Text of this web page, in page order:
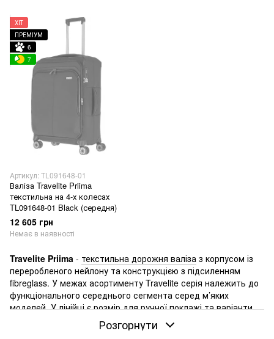
ХІТ
ПРЕМІУМ
6
7
Артикул: TL091648-01
Валіза Travelite Priima
текстильна на 4-х колесах
TL091648-01 Black (середня)
12 605 грн
Немає в наявності
Travelite Priima - текстильна дорожня валіза з корпусом із
переробленого нейлону та конструкцією з підсиленням
fibreglass. У межах асортименту Travelite серія належить до
функціонального середнього сегмента серед м’яких
моделей. У лінійці єрозмір для ручної поклажіта варіанти
для здачі в багаж, тому серія підходить і для коротких
перельотів, і для звичайних поїздок.
Розгорнути